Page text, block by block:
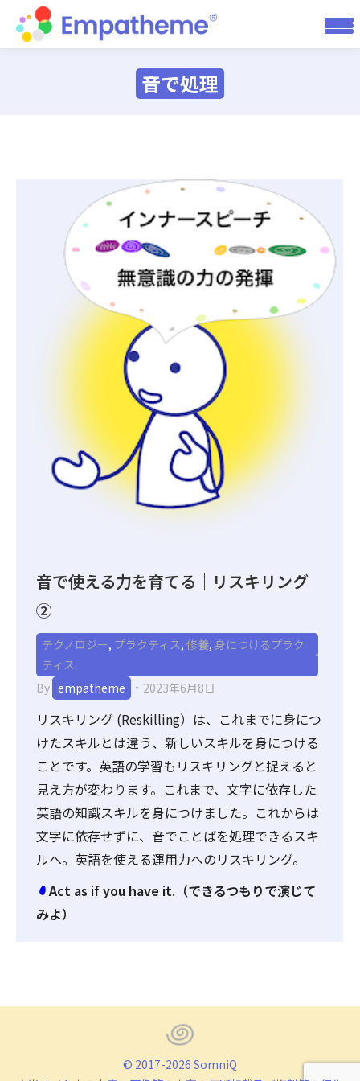
音で処理
音で使える力を育てる｜リスキリング
②
テクノロジー, プラクティス, 修養, 身につけるプラク
ティス
By empatheme 2023年6月8日
リスキリング (Reskilling）は、これまでに身につ
けたスキルとは違う、新しいスキルを身につける
ことです。英語の学習もリスキリングと捉えると
見え方が変わります。これまで、文字に依存した
英語の知識スキルを身につけました。これからは
文字に依存せずに、音でことばを処理できるスキ
ルへ。英語を使える運用力へのリスキリング。
Act as if you have it.（できるつもりで演じて
みよ）
© 2017-2026 SomniQ